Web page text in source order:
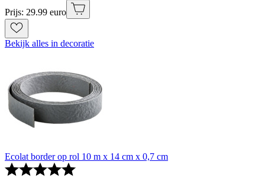
Prijs: 29.99 euro
Bekijk alles in decoratie
Ecolat border op rol 10 m x 14 cm x 0,7 cm